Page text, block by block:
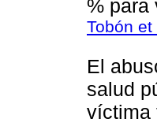
% para
Tobón
El
salud
víctima